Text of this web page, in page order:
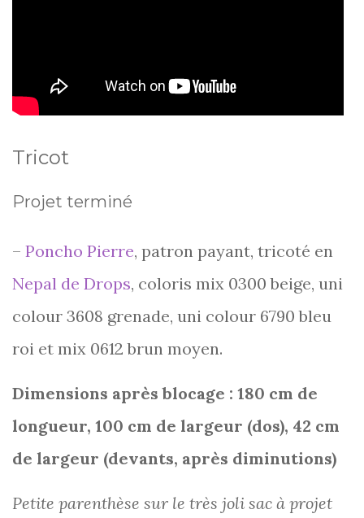
Tricot
Projet terminé
– Poncho Pierre, patron payant, tricoté en
Nepal de Drops, coloris mix 0300 beige, uni
colour 3608 grenade, uni colour 6790 bleu
roi et mix 0612 brun moyen.
Dimensions après blocage : 180 cm de
longueur, 100 cm de largeur (dos), 42 cm
de largeur (devants, après diminutions)
Petite parenthèse sur le très joli sac à projet